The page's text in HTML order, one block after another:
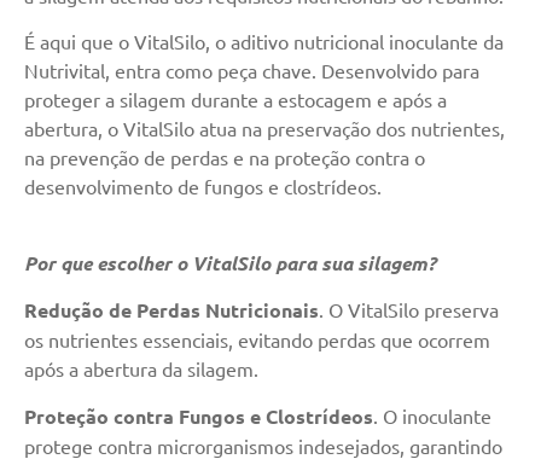
É aqui que o VitalSilo, o aditivo nutricional inoculante da
Nutrivital, entra como peça chave. Desenvolvido para
proteger a silagem durante a estocagem e após a
abertura, o VitalSilo atua na preservação dos nutrientes,
na prevenção de perdas e na proteção contra o
desenvolvimento de fungos e clostrídeos.
Por que escolher o VitalSilo para sua silagem?
Redução de Perdas Nutricionais. O VitalSilo preserva
os nutrientes essenciais, evitando perdas que ocorrem
após a abertura da silagem.
Proteção contra Fungos e Clostrídeos . O inoculante
protege contra microrganismos indesejados, garantindo